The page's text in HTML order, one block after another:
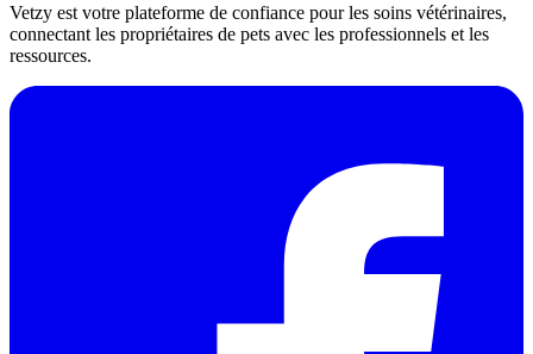
Vetzy est votre plateforme de confiance pour les soins vétérinaires,
connectant les propriétaires de pets avec les professionnels et les
ressources.